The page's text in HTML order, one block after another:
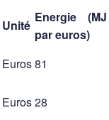
Unité
Energie (MJ
par euros)
Euros81
Euros28